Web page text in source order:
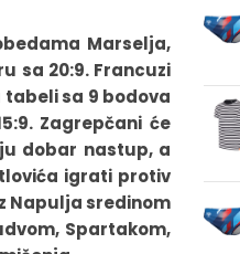
Marselja,
sa 20:9. Francuzi
sa 9 bodova
Zagrepčani će
dobar nastup, a
igrati protiv
Napulja sredinom
Spartakom,